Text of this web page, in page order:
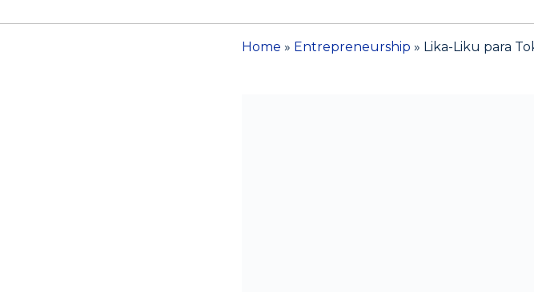
Home » Entrepreneurship » Lika-Liku para